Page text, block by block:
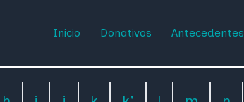
Inicio Donativos Antecedentes